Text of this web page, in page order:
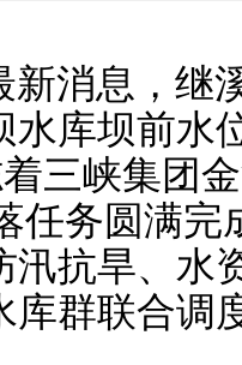
新消息，继
水库坝前水
三峡集团
任务圆满
汛抗旱、水
库群联合调